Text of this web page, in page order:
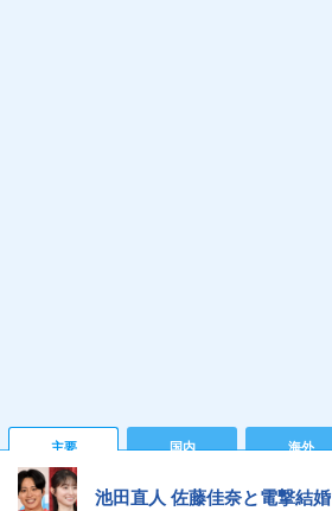
主要 国内 海外
池田直人 佐藤佳奈と電撃結婚